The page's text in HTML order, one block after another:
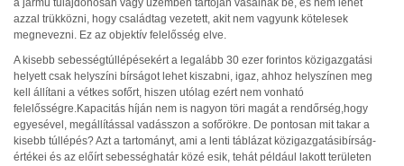
a jármű tulajdonosán vagy üzemben tartóján vasalnak be, és nem lehet
azzal trükközni, hogy családtag vezetett, akit nem vagyunk kötelesek
megnevezni. Ez az objektív felelősség elve.
A kisebb sebességtúllépésekért a legalább 30 ezer forintos közigazgatási
helyett csak helyszíni bírságot lehet kiszabni, igaz, ahhoz helyszínen meg
kell állítani a vétkes sofőrt, hiszen utólag ezért nem vonható
felelősségre.Kapacitás híján nem is nagyon töri magát a rendőrség,hogy
egyesével, megállítással vadásszon a sofőrökre. De pontosan mit takar a
kisebb túllépés? Azt a tartományt, ami a lenti táblázat közigazgatásibírság-
értékei és az előírt sebességhatár közé esik, tehát például lakott területen